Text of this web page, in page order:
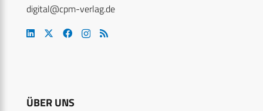
digital@cpm-verlag.de
ÜBER UNS